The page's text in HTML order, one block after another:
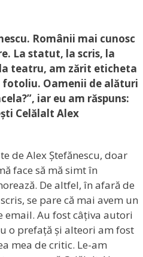
Românii mai cunosc
La statut, la scris, la
teatru, am zărit eticheta
fotoliu. Oamenii de alături
iar eu am răspuns:
Celălalt Alex
de Alex Ștefănescu, doar
face să mă simt în
De altfel, în afară de
se pare că mai avem un
email. Au fost câțiva autori
o prefață și alteori am fost
mea de critic. Le-am